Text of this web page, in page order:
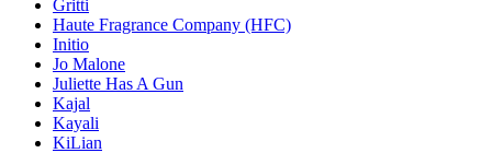
Gritti
Haute Fragrance Company (HFC)
Initio
Jo Malone
Juliette Has A Gun
Kajal
Kayali
KiLian